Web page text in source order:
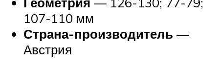
107-110 мм
Страна-производитель —
Австрия